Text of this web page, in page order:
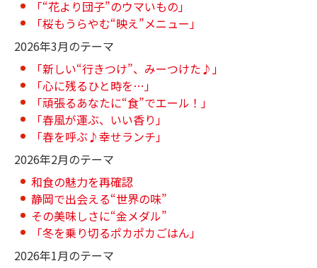
「“花より団子”のウマいもの」
「桜もうらやむ“映え”メニュー」
2026年3月のテーマ
「新しい“行きつけ”、みーつけた♪」
「心に残るひと時を…」
「頑張るあなたに“食”でエール！」
「春風が運ぶ、いい香り」
「春を呼ぶ♪幸せランチ」
2026年2月のテーマ
和食の魅力を再確認
静岡で出会える“世界の味”
その美味しさに“金メダル”
「冬を乗り切るポカポカごはん」
2026年1月のテーマ